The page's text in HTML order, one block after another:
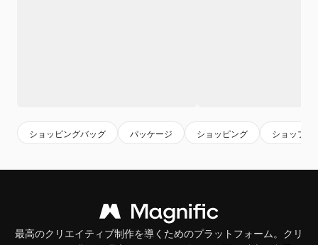
ショッピングバッグ パッケージ ショッピング ショップ
最高のクリエイティブ制作を導くためのプラットフォーム。クリ